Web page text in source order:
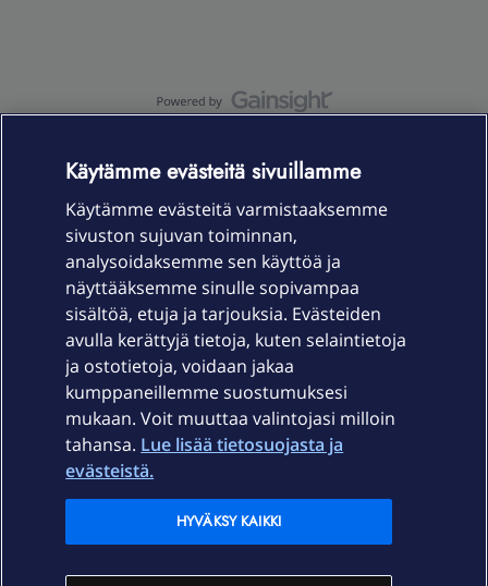
Laitteet & liittymät
Palvelut
Ajankohtaista
Elisa Oyj
In English
Käytämme evästeitä sivuillamme
Käytämme evästeitä varmistaaksemme
sivuston sujuvan toiminnan,
analysoidaksemme sen käyttöä ja
näyttääksemme sinulle sopivampaa
sisältöä, etuja ja tarjouksia. Evästeiden
avulla kerättyjä tietoja, kuten selaintietoja
ja ostotietoja, voidaan jakaa
kumppaneillemme suostumuksesi
mukaan. Voit muuttaa valintojasi milloin
tahansa. Lue lisää tietosuojasta ja
evästeistä.
HYVÄKSY KAIKKI